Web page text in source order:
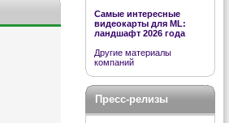
Самые интересные
видеокарты для ML:
ландшафт 2026 года
Другие материалы
компаний
Пресс-релизы